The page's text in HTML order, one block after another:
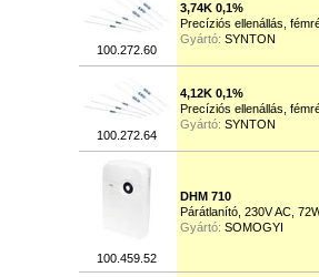
100.272.60
3,74K 0,1%
Precíziós ellenállás,
Gyártó: SYNTON
100.272.64
4,12K 0,1%
Precíziós ellenállás,
Gyártó: SYNTON
100.459.52
DHM 710
Párátlanító, 230V AC,
Gyártó: SOMOGYI